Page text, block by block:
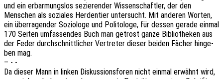
und ein erbar­mungs­los sezie­ren­der Wissen­schaft­ler, der den
Menschen als sozia­les Herden­tier unter­sucht. Mit ande­ren Worten,
ein über­ra­gen­der Sozio­lo­ge und Poli­to­lo­ge, für dessen gerade einmal
170 Seiten umfas­sen­des Buch man getrost ganze Biblio­the­ken aus
der Feder durch­schnitt­li­cher Vertre­ter dieser beiden Fächer hinge­
ben mag.
– - -
Da dieser Mann in linken Diskus­si­ons­fo­ren nicht einmal erwähnt wird,